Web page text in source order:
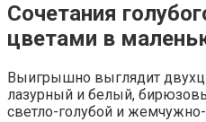
Сочетания
цветами в
Выигрышно выглядит
лазурный и белый,
светло-голубой и